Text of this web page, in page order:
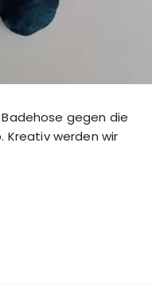
gegen die
Kreativ werden wir